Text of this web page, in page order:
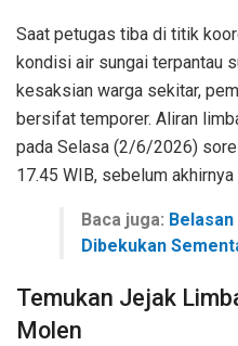
Saat petugas tiba di titik
kondisi air sungai terpantau
kesaksian warga sekitar,
bersifat temporer. Aliran
pada Selasa (2/6/2026)
17.45 WIB, sebelum akhirnya
Baca juga: Belasan
Dibekukan
Temukan Jejak
Molen